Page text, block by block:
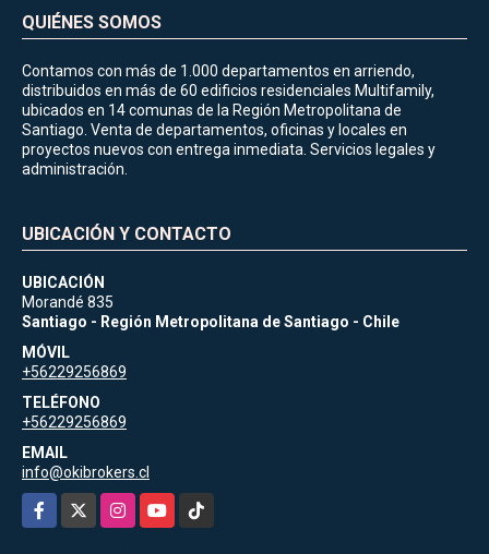
QUIÉNES SOMOS
Contamos con más de 1.000 departamentos en arriendo,
distribuidos en más de 60 edificios residenciales Multifamily,
ubicados en 14 comunas de la Región Metropolitana de
Santiago. Venta de departamentos, oficinas y locales en
proyectos nuevos con entrega inmediata. Servicios legales y
administración.
UBICACIÓN Y CONTACTO
UBICACIÓN
Morandé 835
Santiago - Región Metropolitana de Santiago - Chile
MÓVIL
+56229256869
TELÉFONO
+56229256869
EMAIL
info@okibrokers.cl
Facebook
InstagramYouTubeTikTok